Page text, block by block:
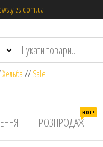
Хельба // Sale
РОЗПРОДАЖ
HOT!